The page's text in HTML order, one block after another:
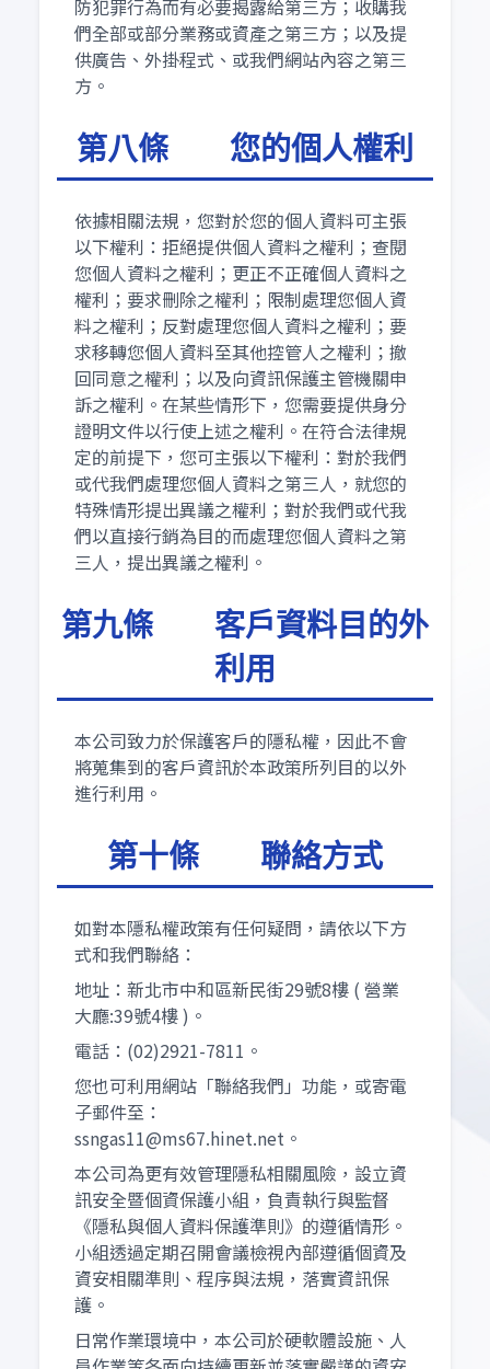
防犯罪行為而有必要揭露給第三方；收購我
們全部或部分業務或資產之第三方；以及提
供廣告、外掛程式、或我們網站內容之第三
方。
第八條 您的個人權利
依據相關法規，您對於您的個人資料可主張
以下權利：拒絕提供個人資料之權利；查閱
您個人資料之權利；更正不正確個人資料之
權利；要求刪除之權利；限制處理您個人資
料之權利；反對處理您個人資料之權利；要
求移轉您個人資料至其他控管人之權利；撤
回同意之權利；以及向資訊保護主管機關申
訴之權利。在某些情形下，您需要提供身分
證明文件以行使上述之權利。在符合法律規
定的前提下，您可主張以下權利：對於我們
或代我們處理您個人資料之第三人，就您的
特殊情形提出異議之權利；對於我們或代我
們以直接行銷為目的而處理您個人資料之第
三人，提出異議之權利。
第九條 客戶資料目的外
利用
本公司致力於保護客戶的隱私權，因此不會
將蒐集到的客戶資訊於本政策所列目的以外
進行利用。
第十條 聯絡方式
如對本隱私權政策有任何疑問，請依以下方
式和我們聯絡：
地址：新北市中和區新民街29號8樓 ( 營業
大廳:39號4樓 )。
電話：(02)2921-7811。
您也可利用網站「聯絡我們」功能，或寄電
子郵件至：
ssngas11@ms67.hinet.net。
本公司為更有效管理隱私相關風險，設立資
訊安全暨個資保護小組，負責執行與監督
《隱私與個人資料保護準則》的遵循情形。
小組透過定期召開會議檢視內部遵循個資及
資安相關準則、程序與法規，落實資訊保
護。
日常作業環境中，本公司於硬軟體設施、人